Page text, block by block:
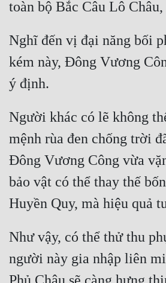
Nghĩ đến vị đại năng bối
kém này, Đông Vương
Người khác có lẽ không
mệnh rùa đen chống trời
Đông Vương Công vừa
bảo vật có thể thay thế
Như vậy, có thể thử thu
người này gia nhập liên